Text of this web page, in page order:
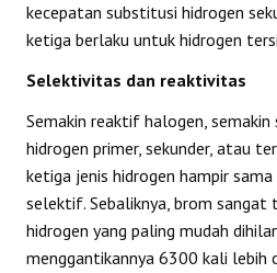
kecepatan substitusi hidrogen
ketiga berlaku untuk hidrogen
Selektivitas dan reaktivitas
Semakin reaktif halogen,
hidrogen primer, sekunder, atau
ketiga jenis hidrogen hampir
selektif. Sebaliknya, brom sangat
hidrogen yang paling mudah
menggantikannya 6300 kali lebih